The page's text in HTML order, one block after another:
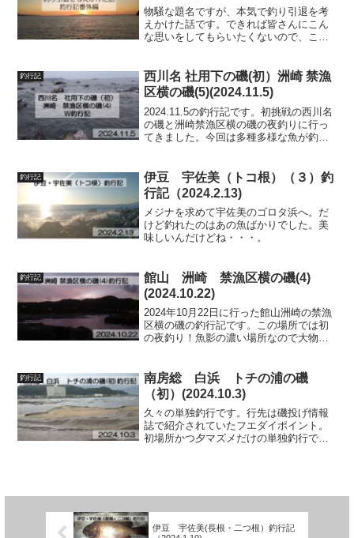
物騒な題名ですが、本気で釣り引退を考
えかけた話です。できれば皆さんにこん
な思いをしてもらいたくないので、この
奥様があまり釣りが好まないため、家族
で釣りをする機会がほとんど...
釣行記
西川名 社用下の磯(初）洲崎 禁漁
区横の磯(5)(2024.11.5)
2024.11.5の釣行記です。初挑戦の西川名
の磯と洲崎禁漁区横の磯の夜釣りに行っ
てきました。今回は多種多様な魚が釣れ
釣行記
伊豆 宇佐美（トコ根）（３）釣
行記（2024.2.13)
メジナを求めて宇佐美のゴロタ浜へ。だ
けど釣れたのはあの魚ばかりでした。美
味しいんだけどね・・・。
釣行記
館山 洲崎 禁漁区横の磯(4)
(2024.10.22)
2024年10月22日に行った館山洲崎の禁漁
区横の磯の釣行記です。この場所では初
の夜釣り！魚影の濃い場所なので大物が
釣行記
南房総 白浜 トチの浦の磯
（初）(2024.10.3)
久々の単独釣行です。行先は磯投げ情報
誌で紹介されていたフエダイポイント。
初場所かつ夕マズメだけの単独釣行です
伊豆 宇佐美(長根・二つ根）釣行記